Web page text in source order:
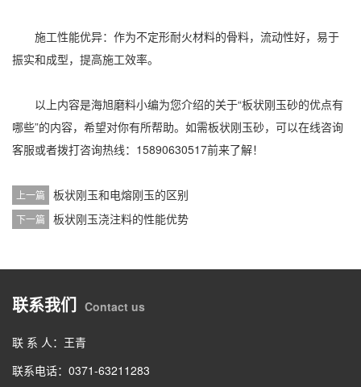
施工性能优异：作为不定形耐火材料的骨料，流动性好，易于
振实和成型，提高施工效率。
以上内容是海旭磨料小编为您介绍的关于“板状刚玉砂的优点有
哪些”的内容，希望对你有所帮助。如需板状刚玉砂，可以在线咨询
客服或者拨打咨询热线：15890630517前来了解！
上一篇 板状刚玉和电熔刚玉的区别
下一篇 板状刚玉浇注料的性能优势
联系我们 Contact us
联 系 人：王青
联系电话：0371-63211283